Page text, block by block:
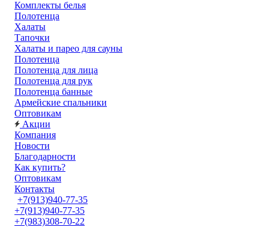
Комплекты белья
Полотенца
Халаты
Тапочки
Халаты и парео для сауны
Полотенца
Полотенца для лица
Полотенца для рук
Полотенца банные
Армейские спальники
Оптовикам
Акции
Компания
Новости
Благодарности
Как купить?
Оптовикам
Контакты
+7(913)940-77-35
+7(913)940-77-35
+7(983)308-70-22